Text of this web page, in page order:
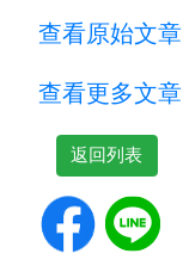
查看原始文章
查看更多文章
返回列表